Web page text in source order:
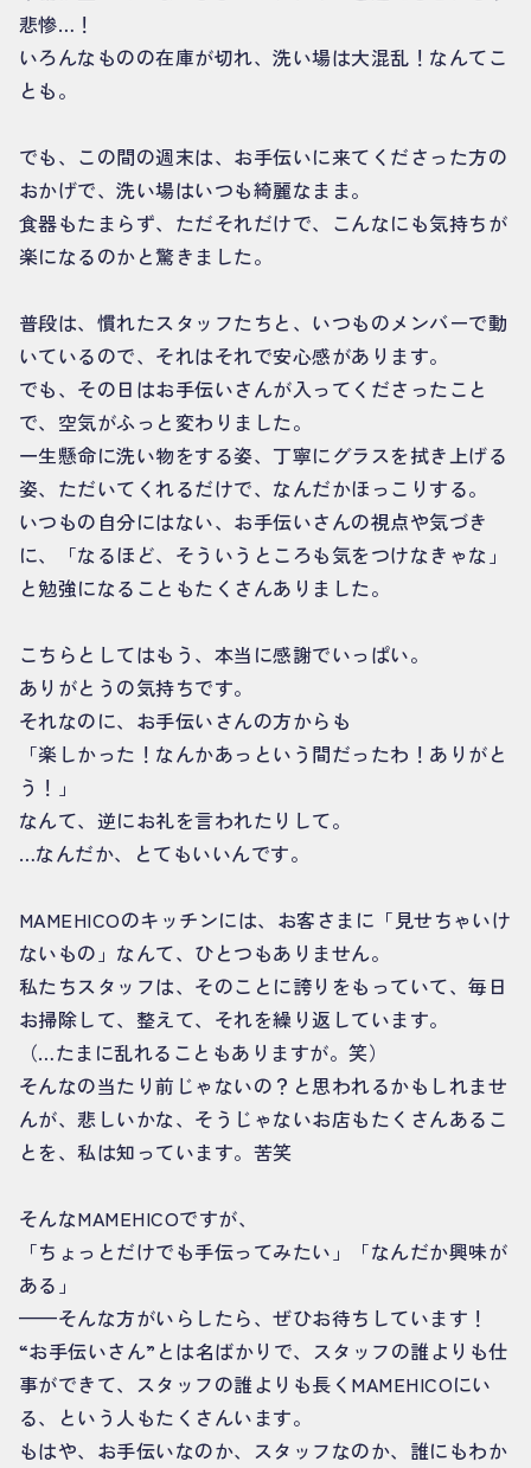
悲惨…！
いろんなものの在庫が切れ、洗い場は大混乱！なんてこ
とも。
でも、この間の週末は、お手伝いに来てくださった方の
おかげで、洗い場はいつも綺麗なまま。
食器もたまらず、ただそれだけで、こんなにも気持ちが
楽になるのかと驚きました。
普段は、慣れたスタッフたちと、いつものメンバーで動
いているので、それはそれで安心感があります。
でも、その日はお手伝いさんが入ってくださったこと
で、空気がふっと変わりました。
一生懸命に洗い物をする姿、丁寧にグラスを拭き上げる
姿、ただいてくれるだけで、なんだかほっこりする。
いつもの自分にはない、お手伝いさんの視点や気づき
に、「なるほど、そういうところも気をつけなきゃな」
と勉強になることもたくさんありました。
こちらとしてはもう、本当に感謝でいっぱい。
ありがとうの気持ちです。
それなのに、お手伝いさんの方からも
「楽しかった！なんかあっという間だったわ！ありがと
う！」
なんて、逆にお礼を言われたりして。
…なんだか、とてもいいんです。
MAMEHICOのキッチンには、お客さまに「見せちゃいけ
ないもの」なんて、ひとつもありません。
私たちスタッフは、そのことに誇りをもっていて、毎日
お掃除して、整えて、それを繰り返しています。
（…たまに乱れることもありますが。笑）
そんなの当たり前じゃないの？と思われるかもしれませ
んが、悲しいかな、そうじゃないお店もたくさんあるこ
とを、私は知っています。苦笑
そんなMAMEHICOですが、
「ちょっとだけでも手伝ってみたい」「なんだか興味が
ある」
——そんな方がいらしたら、ぜひお待ちしています！
“お手伝いさん”とは名ばかりで、スタッフの誰よりも仕
事ができて、スタッフの誰よりも長くMAMEHICOにい
る、という人もたくさんいます。
もはや、お手伝いなのか、スタッフなのか、誰にもわか